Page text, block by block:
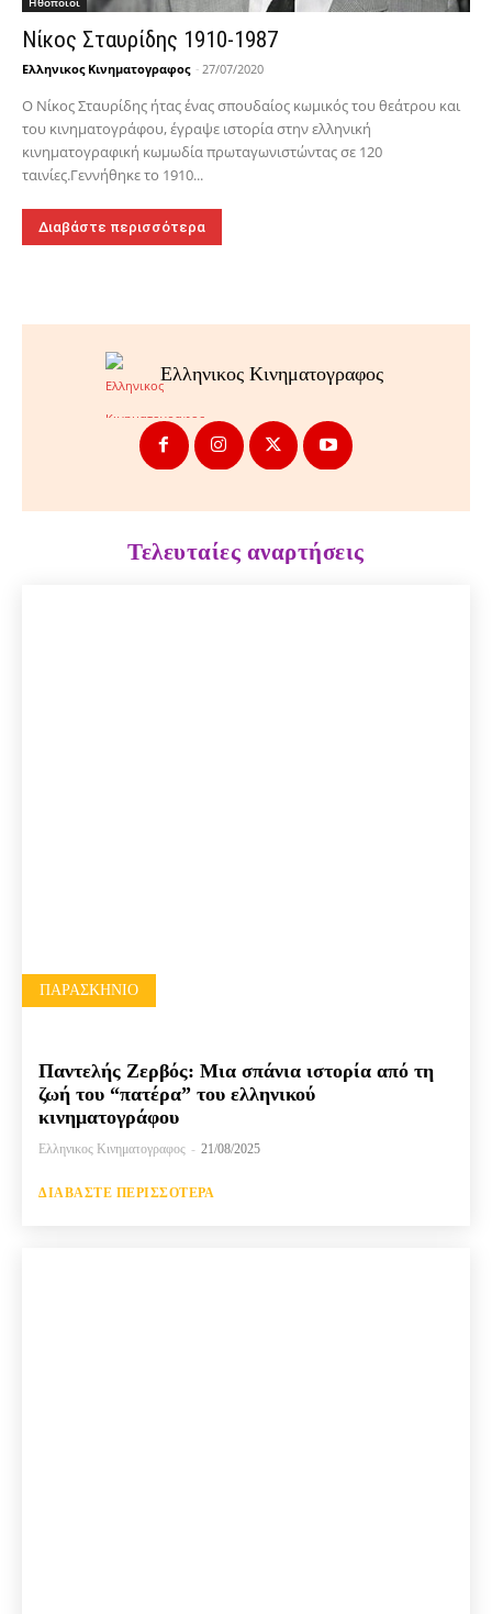
Νίκος Σταυρίδης 1910-1987
Ελληνικος Κινηματογραφος - 27/07/2020
Ο Νίκος Σταυρίδης ήτας ένας σπουδαίος κωμικός του θεάτρου και
του κινηματογράφου, έγραψε ιστορία στην ελληνική
κινηματογραφική κωμωδία πρωταγωνιστώντας σε 120
ταινίες.Γεννήθηκε το 1910...
Διαβάστε περισσότερα
Ελληνικος Κινηματογραφος
Τελευταίες αναρτήσεις
ΠΑΡΑΣΚΉΝΙΟ
Παντελής Ζερβός: Μια σπάνια ιστορία από τη
ζωή του “πατέρα” του ελληνικού
κινηματογράφου
Ελληνικος Κινηματογραφος - 21/08/2025
ΔΙΑΒΆΣΤΕ ΠΕΡΙΣΣΌΤΕΡΑ